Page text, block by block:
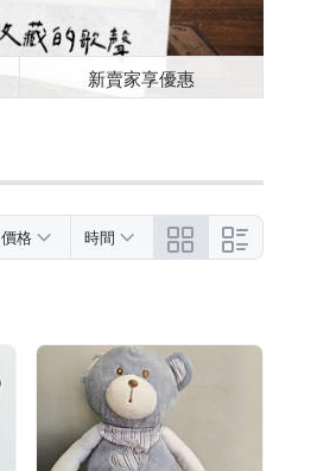
新賣家享優惠
價格 時間